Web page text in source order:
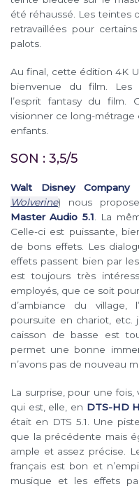
été réhaussé. Les teintes
retravaillées pour
palots.
Au final, cette édition 4K
bienvenue du film. Les
l’esprit fantasy du film.
visionner ce long-
enfants.
SON : 3,5/5
Walt Disney Company
Wolverine) nous
Master Audio 5.1 . La
Celle-ci est puissante,
de bons effets. Les
effets passent bien par
est toujours très
employés, que ce soit
d’ambiance du village,
poursuite en chariot, etc.
caisson de basse est
permet une bonne
n’avons pas de nouveau
La surprise, pour une
qui est, elle, en DTS-HD
était en DTS 5.1. Une
que la précédente mais
ample et assez précise.
français est bon et
musique et les effets